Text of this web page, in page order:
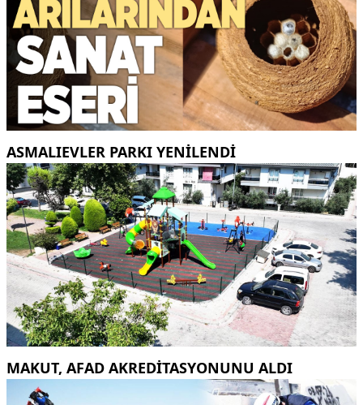
ASMALIEVLER PARKI YENİLENDİ
MAKUT, AFAD AKREDİTASYONUNU ALDI